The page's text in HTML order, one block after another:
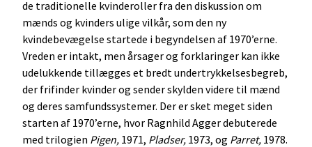
de traditionelle kvinderoller fra den diskussion om
mænds og kvinders ulige vilkår, som den ny
kvindebevægelse startede i begyndelsen af 1970’erne.
Vreden er intakt, men årsager og forklaringer kan ikke
udelukkende tillægges et bredt undertrykkelsesbegreb,
der frifinder kvinder og sender skylden videre til mænd
og deres samfundssystemer. Der er sket meget siden
starten af 1970’erne, hvor Ragnhild Agger debuterede
med trilogien Pigen, 1971, Pladser, 1973, og Parret, 1978.